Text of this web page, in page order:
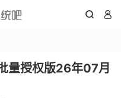
 
授权版26年07月